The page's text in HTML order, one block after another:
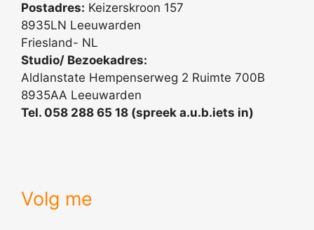
Postadres: Keizerskroon 157
8935LN Leeuwarden
Friesland- NL
Studio/ Bezoekadres:
Aldlanstate Hempenserweg 2 Ruimte 700B
8935AA Leeuwarden
Tel. 058 288 65 18 (spreek a.u.b.iets in)
Volg me